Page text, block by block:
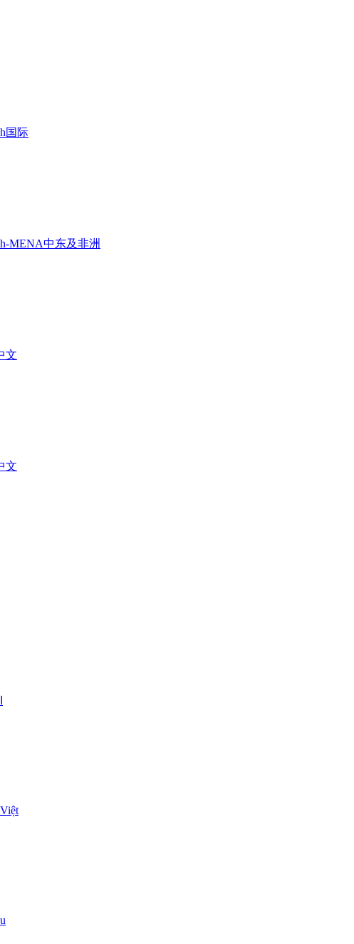
国际
MENA中东及非洲
文
文